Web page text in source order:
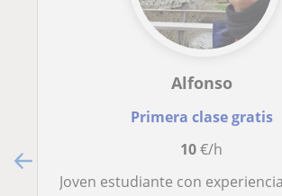
Alfonso
Primera clase gratis
10€/h
Joven estudiante con experiencia dando clases y con un